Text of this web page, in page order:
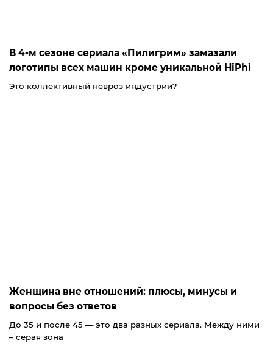
В 4-м сезоне сериала «Пилигрим» замазали
логотипы всех машин кроме уникальной HiPhi
Это коллективный невроз индустрии?
Женщина вне отношений: плюсы, минусы и
вопросы без ответов
До 35 и после 45 — это два разных сериала. Между ними
– серая зона